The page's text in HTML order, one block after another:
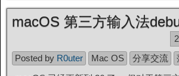
macOS 第三方输入法
Posted by R0uter Mac OS 分享交流